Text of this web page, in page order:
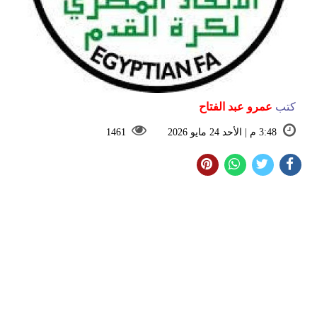
كتب عمرو عبد الفتاح
3:48 م | الأحد 24 مايو 2026 1461